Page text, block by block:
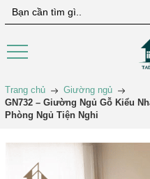
Trang chủ
Giường ngủ
GN732 – Giường Ngủ Gỗ Kiểu
Phòng Ngủ Tiện Nghi